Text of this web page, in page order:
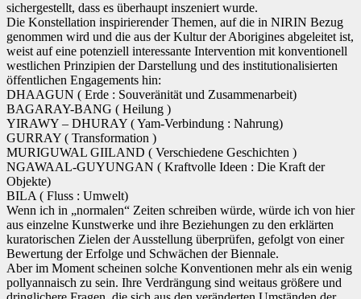
sichergestellt, dass es überhaupt inszeniert wurde.
Die Konstellation inspirierender Themen, auf die in NIRIN Bezug
genommen wird und die aus der Kultur der Aborigines abgeleitet ist,
weist auf eine potenziell interessante Intervention mit konventionell
westlichen Prinzipien der Darstellung und des institutionalisierten
öffentlichen Engagements hin:
DHAAGUN ( Erde : Souveränität und Zusammenarbeit)
BAGARAY-BANG ( Heilung )
YIRAWY – DHURAY ( Yam-Verbindung : Nahrung)
GURRAY ( Transformation )
MURIGUWAL GIILAND ( Verschiedene Geschichten )
NGAWAAL-GUYUNGAN ( Kraftvolle Ideen : Die Kraft der
Objekte)
BILA ( Fluss : Umwelt)
Wenn ich in „normalen“ Zeiten schreiben würde, würde ich von hier
aus einzelne Kunstwerke und ihre Beziehungen zu den erklärten
kuratorischen Zielen der Ausstellung überprüfen, gefolgt von einer
Bewertung der Erfolge und Schwächen der Biennale.
Aber im Moment scheinen solche Konventionen mehr als ein wenig
pollyannaisch zu sein. Ihre Verdrängung sind weitaus größere und